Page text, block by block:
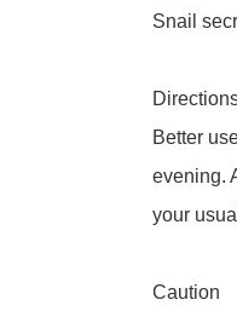
Snail
Better
evening.
your
Caution